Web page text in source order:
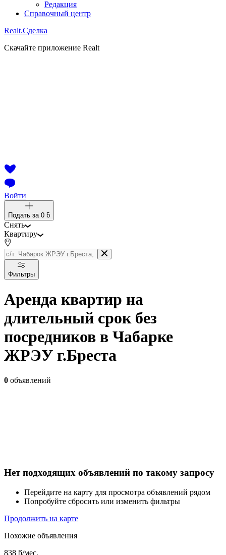
Редакция
Справочный центр
Realt.Сделка
Скачайте приложение Realt
Войти
Подать за 0 ƃ
Снять
Квартиру
Фильтры
Аренда квартир на
длительный срок без
посредников в Чабарке
ЖРЭУ г.Бреста
0 объявлений
Нет подходящих объявлений по такому запросу
Перейдите на карту для просмотра объявлений рядом
Попробуйте сбросить или изменить фильтры
Продолжить на карте
Похожие объявления
838 ƃ/мес.